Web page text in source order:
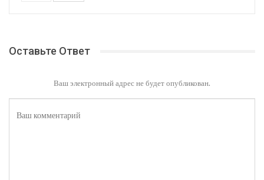
Оставьте Ответ
Ваш электронный адрес не будет опубликован.